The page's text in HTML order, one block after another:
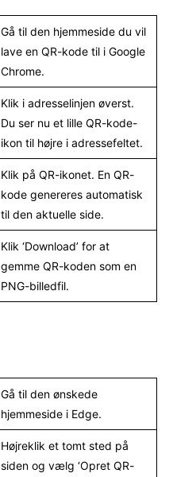
Gå til den hjemmeside du vil
lave en QR-kode til i Google
Chrome.
Klik i adresselinjen øverst.
Du ser nu et lille QR-kode-
ikon til højre i adressefeltet.
Klik på QR-ikonet. En QR-
kode genereres automatisk
til den aktuelle side.
Klik ‘Download’ for at
gemme QR-koden som en
PNG-billedfil.
Gå til den ønskede
hjemmeside i Edge.
Højreklik et tomt sted på
siden og vælg ‘Opret QR-